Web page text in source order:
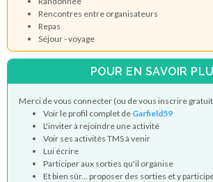
Rencontres entre organisateurs
Repas
Séjour - voyage
POUR EN SAVOIR
Merci de vous connecter (ou de vous inscrire
Voir le profil complet de Garfield59
L'inviter à rejoindre une activité
Voir ses activités TMS à venir
Lui écrire
Participer aux sorties qu'il organise
Et bien sûr... proposer des sorties et y